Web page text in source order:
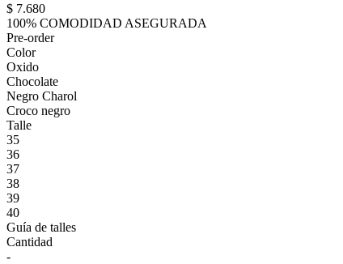
$ 7.680
100% COMODIDAD ASEGURADA
Pre-order
Color
Oxido
Chocolate
Negro Charol
Croco negro
Talle
35
36
37
38
39
40
Guía de talles
Cantidad
-